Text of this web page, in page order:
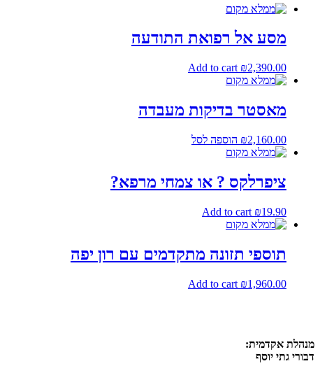
מסע אל רפואת התודעה
₪2,390.00
Add to cart
מאסטר בדיקות מעבדה
₪2,160.00 הוספה לסל
ציפרלקס ? או צמחי מרפא?
₪19.90
Add to cart
תוספי תזונה מתקדמים עם רון יפה
₪1,960.00
Add to cart
מנהלת אקדמית:
דבורי גתי יוסף